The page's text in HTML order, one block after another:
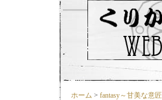
ホーム > fantasy～甘美な意匠